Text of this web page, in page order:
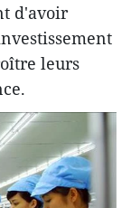
d'avoir
leurs